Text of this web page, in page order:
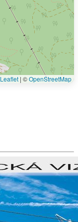
Leaflet | ©OpenStreetMap